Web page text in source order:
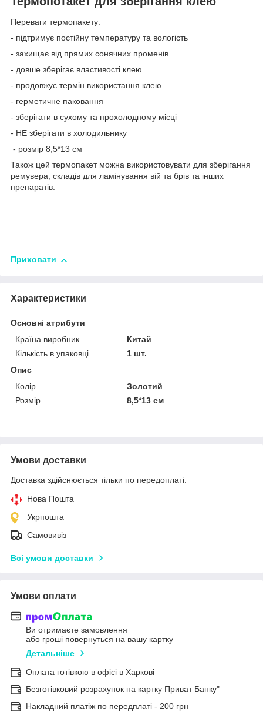
Переваги термопакету:
- підтримує постійну температуру та вологість
- захищає від прямих сонячних променів
- довше зберігає властивості клею
- продовжує термін використання клею
- герметичне паковання
- зберігати в сухому та прохолодному місці
- НЕ зберігати в холодильнику
- розмір 8,5*13 см
Також цей термопакет можна використовувати для зберігання
ремувера, складів для ламінування вій та брів та інших
препаратів.
Приховати
Характеристики
Основні атрибути
Країна виробник
Китай
Кількість в упаковці
1 шт.
Опис
Колір
Золотий
Розмір
8,5*13 см
Умови доставки
Доставка здійснюється тільки по передоплаті.
Нова Пошта
Укрпошта
Самовивіз
Всі умови доставки
Умови оплати
Ви отримаєте замовлення
або гроші повернуться на вашу картку
Детальніше
Оплата готівкою в офісі в Харкові
Безготівковий розрахунок на картку Приват Банку"
Накладний платіж по передплаті - 200 грн